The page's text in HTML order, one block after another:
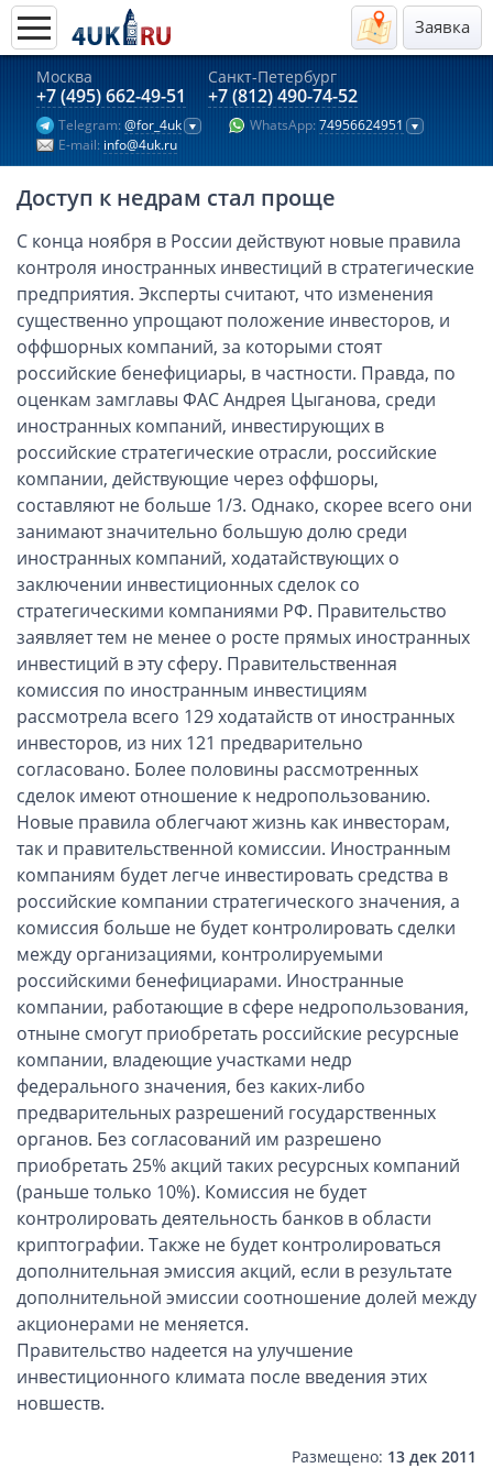
Заявка
Москва
+7 (495) 662-49-51
Санкт-Петербург
+7 (812) 490-74-52
Telegram: @for_4uk WhatsApp: 74956624951
E-mail: info@4uk.ru
Актуальные предложения 2026
Компании в Гонконге
Английские компании LTD
Киргизия (компания и счёт)
Компании в Китае
Kомпания в Канаде с лицензией MSB
Казахстан (компания и счёт)
Открытие счета в банках Казахстана
Платежная система Гонконга
Платежная система Великобритании
Платежная система Маврикия
Платежная система Казахстана
ОАЭ, Дубай (компания и счёт)
ОАЭ, Аджман (компания и счёт)
Оффшоры в Панаме
Турция (компания и счёт)
Счёт и карта в Турции для физлиц
Cчёт в Турции для компании
Счёт и карта в Киргизии для физлиц
Гражданство Вануату
Гражданство Сьерра-Леоне
Европейские и резидентные компании
Английские партнерства LLP
Ирландские компании LTD
Ирландские партнерства LP
Компании в Сингапуре
Компании на Кипре
Канадские компании LTD
Канадские партнерства LP
Компании в США (Флорида)
Оффшорные компании
Оффшоры в Белизе
Оффшоры на БВО (BVI)
Оффшоры на Маршалловых Островах
Оффшоры в Панаме
Финансовая отчетность
Ликвидация зарубежных компаний
Доступ к недрам стал проще
С конца ноября в России действуют новые правила
контроля иностранных инвестиций в стратегические
предприятия. Эксперты считают, что изменения
существенно упрощают положение инвесторов, и
оффшорных компаний, за которыми стоят
российские бенефициары, в частности. Правда, по
оценкам замглавы ФАС Андрея Цыганова, среди
иностранных компаний, инвестирующих в
российские стратегические отрасли, российские
компании, действующие через оффшоры,
составляют не больше 1/3. Однако, скорее всего они
занимают значительно большую долю среди
иностранных компаний, ходатайствующих о
заключении инвестиционных сделок со
стратегическими компаниями РФ. Правительство
заявляет тем не менее о росте прямых иностранных
инвестиций в эту сферу. Правительственная
комиссия по иностранным инвестициям
рассмотрела всего 129 ходатайств от иностранных
инвесторов, из них 121 предварительно
согласовано. Более половины рассмотренных
сделок имеют отношение к недропользованию.
Новые правила облегчают жизнь как инвесторам,
так и правительственной комиссии. Иностранным
компаниям будет легче инвестировать средства в
российские компании стратегического значения, а
комиссия больше не будет контролировать сделки
между организациями, контролируемыми
российскими бенефициарами. Иностранные
компании, работающие в сфере недропользования,
отныне смогут приобретать российские ресурсные
компании, владеющие участками недр
федерального значения, без каких-либо
предварительных разрешений государственных
органов. Без согласований им разрешено
приобретать 25% акций таких ресурсных компаний
(раньше только 10%). Комиссия не будет
контролировать деятельность банков в области
криптографии. Также не будет контролироваться
дополнительная эмиссия акций, если в результате
дополнительной эмиссии соотношение долей между
акционерами не меняется.
Правительство надеется на улучшение
инвестиционного климата после введения этих
новшеств.
Размещено: 13 дек 2011